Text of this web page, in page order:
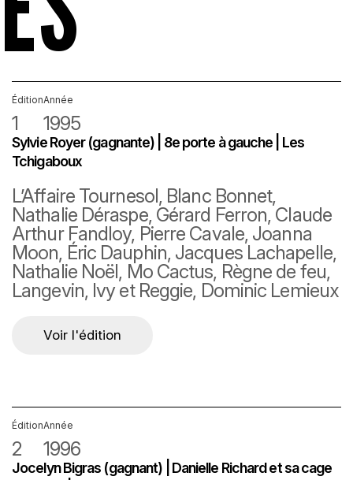
Partenaires
Série Les 21
Éditions précédentes
Faire un don
Nous joindre
Édition
1
Année
1995
Sylvie Royer (gagnante) | 8e porte à gauche | Les
Tchigaboux
L’Affaire Tournesol, Blanc Bonnet,
Nathalie Déraspe, Gérard Ferron, Claude
Arthur Fandloy, Pierre Cavale, Joanna
Moon, Éric Dauphin, Jacques Lachapelle,
Nathalie Noël, Mo Cactus, Règne de feu,
Langevin, Ivy et Reggie, Dominic Lemieux
Voir l'édition
Édition
2
Année
1996
Jocelyn Bigras (gagnant) | Danielle Richard et sa cage